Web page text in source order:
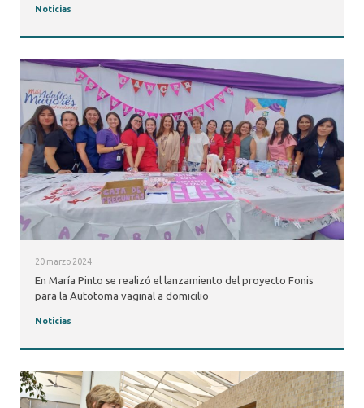
Noticias
20 marzo 2024
En María Pinto se realizó el lanzamiento del proyecto Fonis
para la Autotoma vaginal a domicilio
Noticias